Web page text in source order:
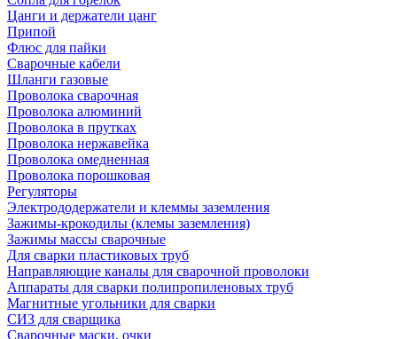
Цанги и держатели цанг
Припой
Флюс для пайки
Сварочные кабели
Шланги газовые
Проволока сварочная
Проволока алюминий
Проволока в прутках
Проволока нержавейка
Проволока омедненная
Проволока порошковая
Регуляторы
Электрододержатели и клеммы заземления
Зажимы-крокодилы (клемы заземления)
Зажимы массы сварочные
Для сварки пластиковых труб
Направляющие каналы для сварочной проволоки
Аппараты для сварки полипропиленовых труб
Магнитные угольники для сварки
СИЗ для сварщика
Сварочные маски, очки